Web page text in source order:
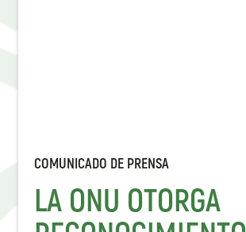
COMUNICADO DE PRENSA
LA ONU OTORGA